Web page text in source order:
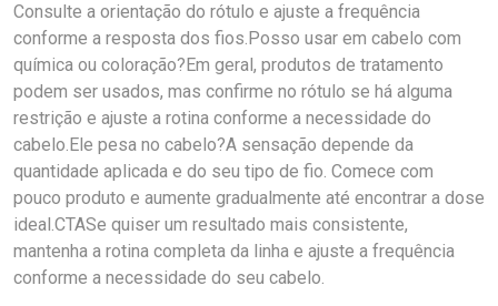
Consulte a orientação do rótulo e ajuste a frequência
conforme a resposta dos fios.Posso usar em cabelo com
química ou coloração?Em geral, produtos de tratamento
podem ser usados, mas confirme no rótulo se há alguma
restrição e ajuste a rotina conforme a necessidade do
cabelo.Ele pesa no cabelo?A sensação depende da
quantidade aplicada e do seu tipo de fio. Comece com
pouco produto e aumente gradualmente até encontrar a dose
ideal.CTASe quiser um resultado mais consistente,
mantenha a rotina completa da linha e ajuste a frequência
conforme a necessidade do seu cabelo.